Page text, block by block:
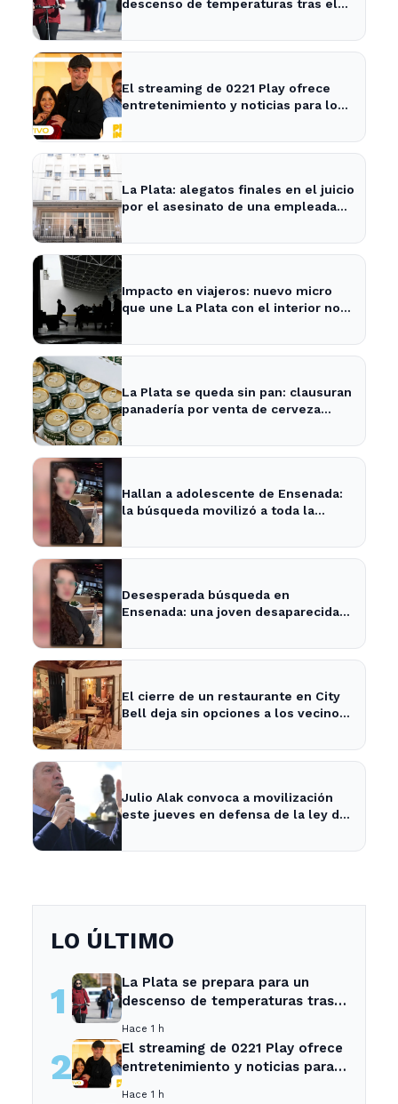
descenso de temperaturas tras el
El streaming de 0221 Play ofrece
entretenimiento y noticias para los
La Plata: alegatos finales en el juicio
por el asesinato de una empleada
Impacto en viajeros: nuevo micro
que une La Plata con el interior no
La Plata se queda sin pan: clausuran
panadería por venta de cerveza
Hallan a adolescente de Ensenada:
la búsqueda movilizó a toda la
Desesperada búsqueda en
Ensenada: una joven desaparecida
El cierre de un restaurante en City
Bell deja sin opciones a los vecinos
Julio Alak convoca a movilización
este jueves en defensa de la ley de
LO ÚLTIMO
1
La Plata se prepara para un
descenso de temperaturas tras
Hace 1 h
2
El streaming de 0221 Play ofrece
entretenimiento y noticias para
Hace 1 h